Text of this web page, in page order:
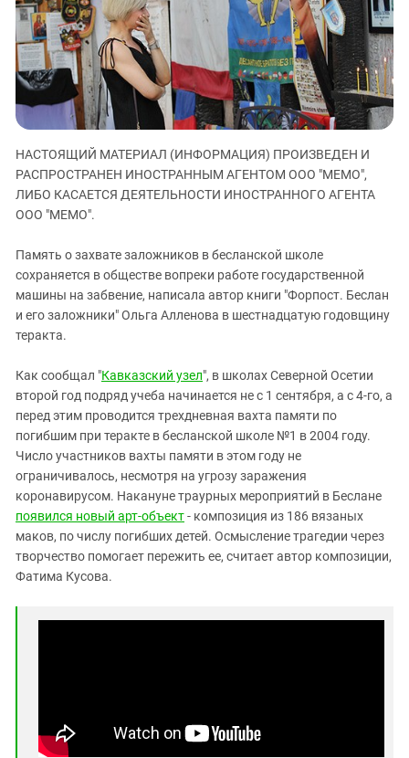
ЗАСТАВЛЯЕТ
КАВКАЗ ЗА ПАЛЕСТИНУ
ИНАКОМЫСЛИЕ В ЧЕЧНЕ
ПРЕСЛЕДОВАНИЕ АКТИВИСТОВ
МОБИЛИЗАЦИЯ И ПРОТЕСТЫ
Дагестан
Ингушетия
Кабардино-Балкария
Калмыкия
Карачаево-Черкесия
Краснодарский край
Российская Федерация
Северная Осетия - Алания
СКФО
Южная Осетия
Южный Кавказ
ЮФО
НАСТОЯЩИЙ МАТЕРИАЛ (ИНФОРМАЦИЯ) ПРОИЗВЕДЕН И
РАСПРОСТРАНЕН ИНОСТРАННЫМ АГЕНТОМ ООО "МЕМО",
ЛИБО КАСАЕТСЯ ДЕЯТЕЛЬНОСТИ ИНОСТРАННОГО АГЕНТА
ООО "МЕМО".
Память о захвате заложников в бесланской школе
сохраняется в обществе вопреки работе государственной
машины на забвение, написала автор книги "Форпост. Беслан
и его заложники" Ольга Алленова в шестнадцатую годовщину
теракта.
Как сообщал "Кавказский узел", в школах Северной Осетии
второй год подряд учеба начинается не с 1 сентября, а с 4-го, а
перед этим проводится трехдневная вахта памяти по
погибшим при теракте в бесланской школе №1 в 2004 году.
Число участников вахты памяти в этом году не
ограничивалось, несмотря на угрозу заражения
коронавирусом. Накануне траурных мероприятий в Беслане
появился новый арт-объект- композиция из 186 вязаных
маков, по числу погибших детей. Осмысление трагедии через
творчество помогает пережить ее, считает автор композиции,
Фатима Кусова.